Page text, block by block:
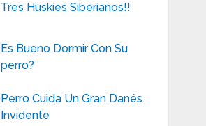
Tres Huskies Siberianos!!
Es Bueno Dormir Con Su
perro?
Perro Cuida Un Gran Danés
Invidente